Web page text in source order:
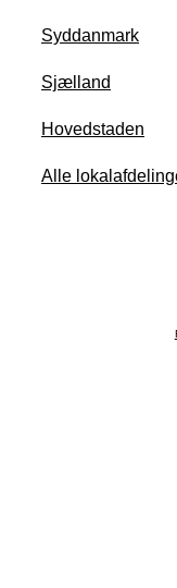
Syddanmark
Sjælland
Hovedstaden
Alle